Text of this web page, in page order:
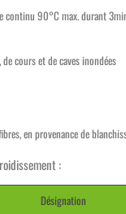
continu 90°C max. durant
cours et de caves inondées
en provenance de
:
Désignation